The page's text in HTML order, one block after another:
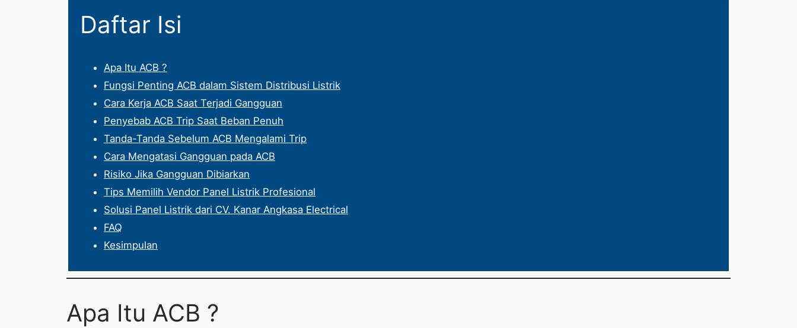
Daftar Isi
Apa Itu ACB ?
Fungsi Penting ACB dalam Sistem Distribusi Listrik
Cara Kerja ACB Saat Terjadi Gangguan
Penyebab ACB Trip Saat Beban Penuh
Tanda-Tanda Sebelum ACB Mengalami Trip
Cara Mengatasi Gangguan pada ACB
Risiko Jika Gangguan Dibiarkan
Tips Memilih Vendor Panel Listrik Profesional
Solusi Panel Listrik dari CV. Kanar Angkasa Electrical
FAQ
Kesimpulan
Apa Itu ACB ?